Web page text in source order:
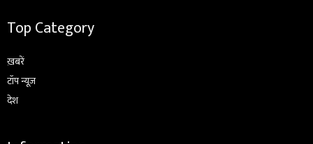
Top Category
ख़बरें
टॉप न्यूज़
देश